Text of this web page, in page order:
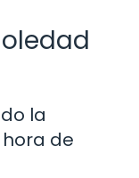
la
de